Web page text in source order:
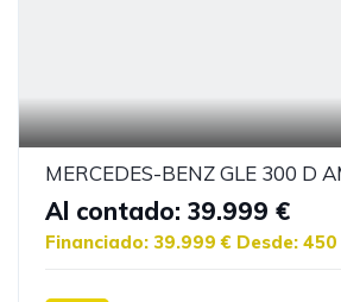
MERCEDES-BENZ GLE 300 D
Al contado: 39.999 €
Financiado: 39.999 € Desde: